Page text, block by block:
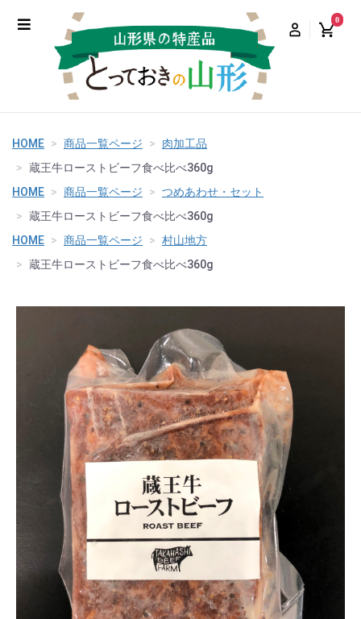
0
HOME 商品一覧ページ
肉加工品
蔵王牛ローストビーフ食べ比べ360g
HOME
商品一覧ページ
つめあわせ・セット
蔵王牛ローストビーフ食べ比べ360g
HOME
商品一覧ページ
村山地方
蔵王牛ローストビーフ食べ比べ360g